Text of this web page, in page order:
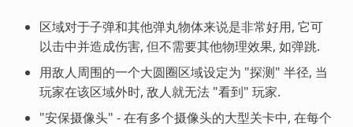
区域对于子弹和其他弹丸物体来说是非常好用, 它可
以击中并造成伤害, 但不需要其他物理效果, 如弹跳.
用敌人周围的一个大圆圈区域设定为 "探测" 半径, 当
玩家在该区域外时, 敌人就无法 "看到" 玩家.
"安保摄像头" - 在有多个摄像头的大型关卡中, 在每个